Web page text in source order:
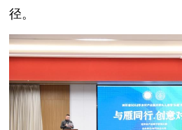
径。